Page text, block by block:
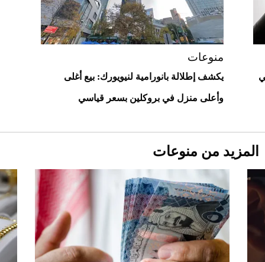
أغلى 10 عطور في العالم للرجال تمنحك فخامة
استثنائية
Aston Martin Valiant: على هوى الأبطال
2026-07-23
منوعات
يكشف إطلالة بانورامية لنيويورك: بيع أغلى
وأعلى منزل في بروكلين بسعر قياسي
المزيد من منوعات